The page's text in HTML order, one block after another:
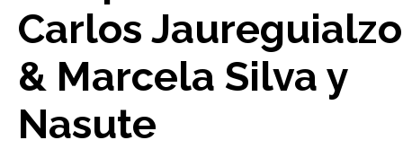
Carlos Jaureguialzo
& Marcela Silva y
Nasute